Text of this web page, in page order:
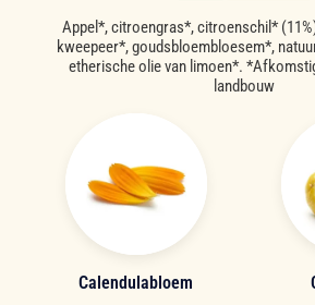
Calendulabloem
Appel*, citroengras*, citroenschil*
kweepeer*, goudsbloembloesem*,
etherische olie van limoen*.
landbouw